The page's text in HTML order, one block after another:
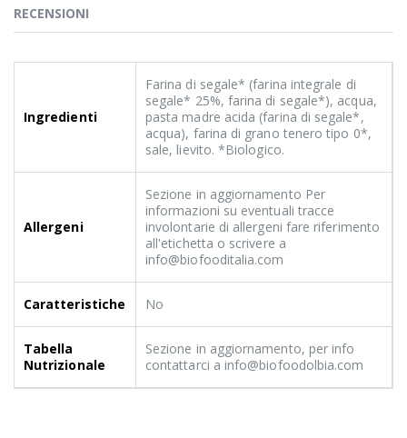
RECENSIONI
Ingredienti
Farina di segale* (farina integrale di
segale* 25%, farina di segale*), acqua,
pasta madre acida (farina di segale*,
acqua), farina di grano tenero tipo 0*,
sale, lievito. *Biologico.
Allergeni
Sezione in aggiornamento Per
informazioni su eventuali tracce
involontarie di allergeni fare riferimento
all'etichetta o scrivere a
info@biofooditalia.com
Caratteristiche No
Tabella
Nutrizionale
Sezione in aggiornamento, per info
contattarci a info@biofoodolbia.com